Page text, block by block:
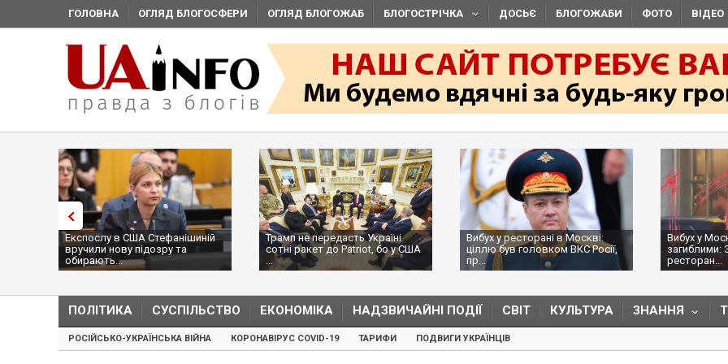
ГОЛОВНА ОГЛЯД БЛОГОСФЕРИ ОГЛЯД БЛОГОЖАБ БЛОГОСТРІЧКА ДОСЬЄ БЛОГОЖАБИ ФОТО ВІДЕО
Експослу в США Стефанішиній
вручили нову підозру та
обирають...
Трамп не передасть Україні
сотні ракет до Patriot, бо у США
...
Вибух у ресторані в Москві:
ціллю був головком ВКС Росії,
пр...
Вибух у
загиблими:
ресторан...
ПОЛІТИКА СУСПІЛЬСТВО ЕКОНОМІКА НАДЗВИЧАЙНІ ПОДІЇ СВІТ КУЛЬТУРА ЗНАННЯ
РОСІЙСЬКО-УКРАЇНСЬКА ВІЙНА КОРОНАВІРУС COVID-19 ТАРИФИ ПОДВИГИ УКРАЇНЦІВ